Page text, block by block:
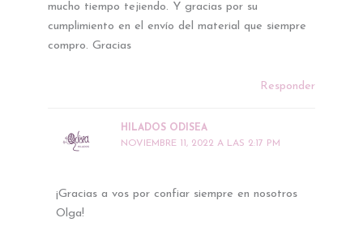
mucho tiempo tejiendo. Y gracias por su
cumplimiento en el envío del material que siempre
compro. Gracias
Responder
HILADOS ODISEA
NOVIEMBRE 11, 2022 A LAS 2:17 PM
¡Gracias a vos por confiar siempre en nosotros
Olga!